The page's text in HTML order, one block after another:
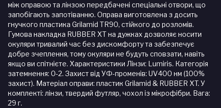
між оправою та лінзою передбачені спеціальні отвори, що
запобігають запотіванню. Оправа виготовлена з досить
гнучкого пластика Grilamid TR90, стійкого до розломів.
Гумова накладка RUBBER XT на дужках дозволяє носити
окуляри тривалий час без дискомфорту та забезпечує
добре зчеплення, тому окуляри не будуть сповзати, навіть
якщо ви спітнієте. Характеристики Лінзи: Lumiris. Категорія
затемнення: 0-2. Захист від УФ-променів: UV400 нм (100%
захист). Матеріал оправи: пластик Grilamid & RUBBER XT. У
комплекті: лінзи, твердий футляр, чохол із мікрофібри. Вага:
29 г.